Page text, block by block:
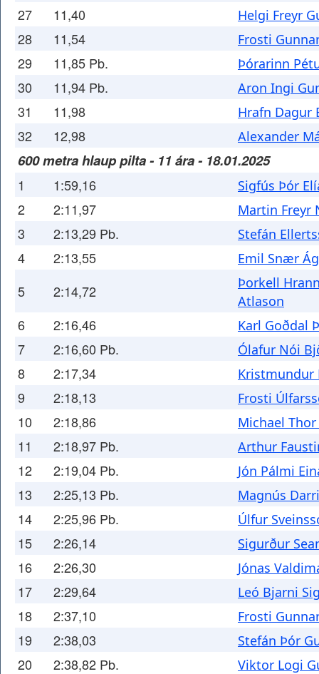
27 11,40 Helgi Freyr
28 11,54 Frosti
29 11,85 Pb. Þórarinn
30 11,94 Pb. Aron Ingi
31 11,98 Hrafn Dagur
32 12,98 Alexander
600 metra hlaup pilta - 11 ára - 18.01.2025
1 1:59,16 Sigfús Þór
2 2:11,97 Martin Freyr
3 2:13,29 Pb. Stefán
4 2:13,55 Emil Snær
5 2:14,72
Þorkell
Atlason
6 2:16,46 Karl Goðdal
7 2:16,60 Pb. Ólafur Nói
8 2:17,34 Kristmundur
9 2:18,13 Frosti
10 2:18,86 Michael
11 2:18,97 Pb. Arthur
12 2:19,04 Pb. Jón Pálmi
13 2:25,13 Pb. Magnús
14 2:25,96 Pb. Úlfur
15 2:26,14 Sigurður
16 2:26,30 Jónas
17 2:29,64 Leó Bjarni
18 2:37,10 Frosti
19 2:38,03 Stefán Þór
20 2:38,82 Pb. Viktor Logi